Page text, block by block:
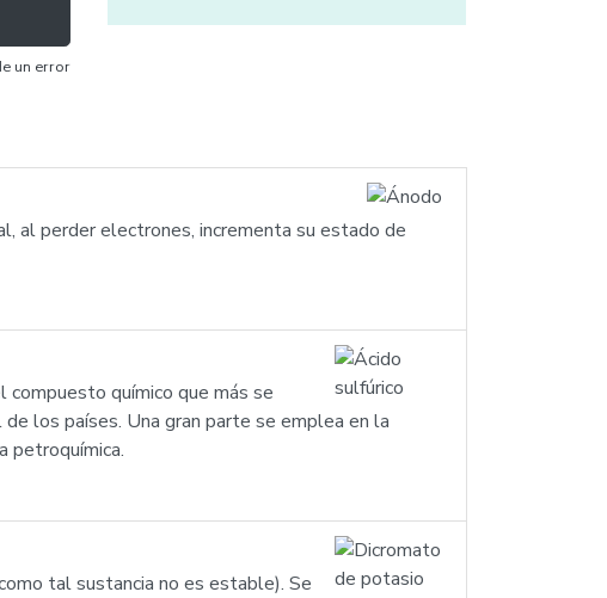
un error
al perder electrones, incrementa su estado de
químico que más se
los países. Una gran parte se emplea en la
petroquímica.
tal sustancia no es estable). Se